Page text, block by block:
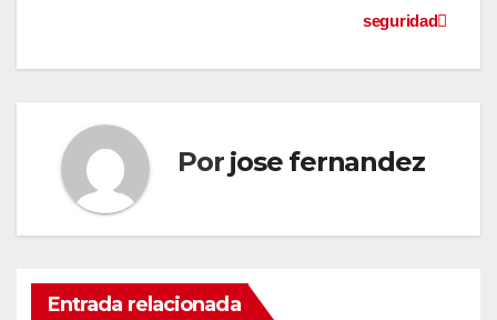
entradas
seguridad
Por jose fernandez
Entrada relacionada